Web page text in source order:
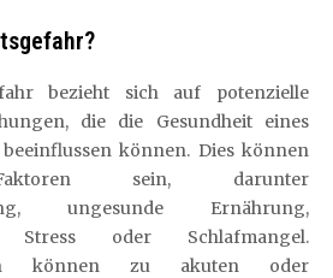
bezieht sich auf potenzielle
die die Gesundheit eines
können. Dies können
sein, darunter
ungesunde Ernährung,
Stress oder Schlafmangel.
können zu akuten oder